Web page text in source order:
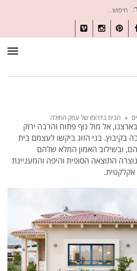
עבור:
Facebook
Pinterest
Instagram
Vimeo
» הבית בדרומו של עמק החולה
אל מול נוף פתוח והרבה ירוק
בקיבוץ. בני הזוג ביקשו לעצמם בית
ובשילוב האמון המלא שלהם
התוצאה הסופית והיפה והמעניינת